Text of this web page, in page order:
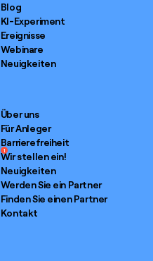
Blog
KI-Experiment
Ereignisse
Webinare
Neuigkeiten
Über uns
Für Anleger
Barrierefreiheit
Wir stellen ein!
1
Neuigkeiten
Werden Sie ein Partner
Finden Sie einen Partner
Kontakt